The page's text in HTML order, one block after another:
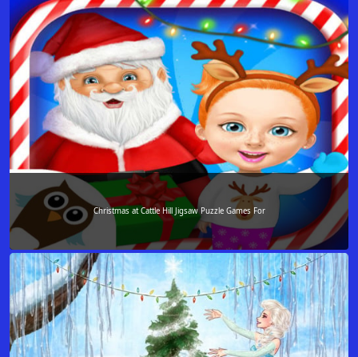
Christmas at Cattle Hill Jigsaw Puzzle Games For